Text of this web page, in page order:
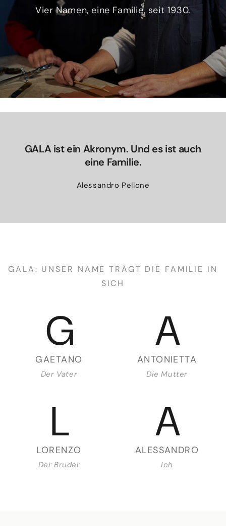
Vier Namen, eine Familie, seit 1930.
GALA ist ein Akronym. Und es ist auch
eine Familie.
Alessandro Pellone
GALA: UNSER NAME TRÄGT DIE FAMILIE IN
SICH
G
GAETANO
Der Vater
A
ANTONIETTA
Die Mutter
L
LORENZO
Der Bruder
A
ALESSANDRO
Ich